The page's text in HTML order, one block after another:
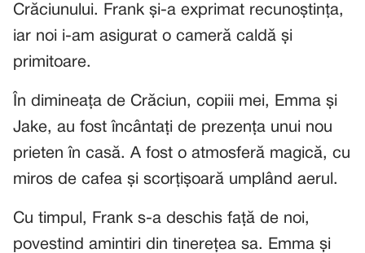
Crăciunului. Frank și-a exprimat recunoștința,
iar noi i-am asigurat o cameră caldă și
primitoare.
În dimineața de Crăciun, copiii mei, Emma și
Jake, au fost încântați de prezența unui nou
prieten în casă. A fost o atmosferă magică, cu
miros de cafea și scorțișoară umplând aerul.
Cu timpul, Frank s-a deschis față de noi,
povestind amintiri din tinerețea sa. Emma și